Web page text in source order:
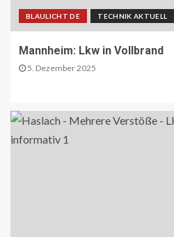
BLAULICHT DE TECHNIK AKTUELL
Mannheim: Lkw in Vollbrand
5. Dezember 2025